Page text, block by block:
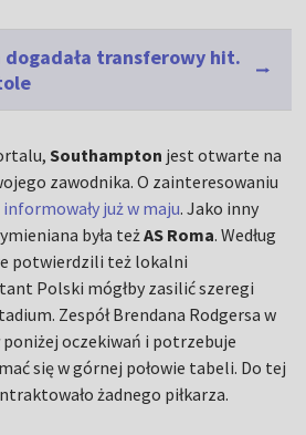
dogadała transferowy hit.
Southampton jest otwarte na
zawodnika. O zainteresowaniu
już w maju. Jako inny
była teżAS Roma. Według
potwierdzili też lokalni
Polski mógłby zasilić szeregi
Zespół Brendana Rodgersa w
poniżej oczekiwań i potrzebuje
się w górnej połowie tabeli. Do tej
żadnego piłkarza.